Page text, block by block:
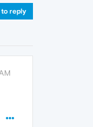
to reply